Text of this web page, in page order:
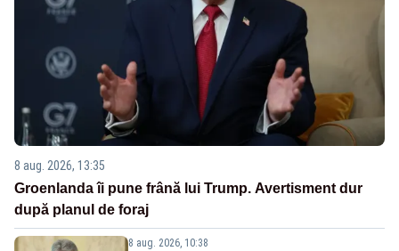
8 aug. 2026, 13:35
Groenlanda îi pune frână lui Trump. Avertisment dur
după planul de foraj
8 aug. 2026, 10:38